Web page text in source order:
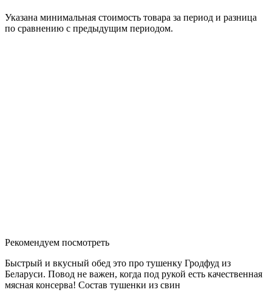
Указана минимальная стоимость товара за период и разница
по сравнению с предыдущим периодом.
Рекомендуем посмотреть
Быстрый и вкусный обед это про тушенку Гродфуд из
Беларуси. Повод не важен, когда под рукой есть качественная
мясная консерва! Состав тушенки из свин